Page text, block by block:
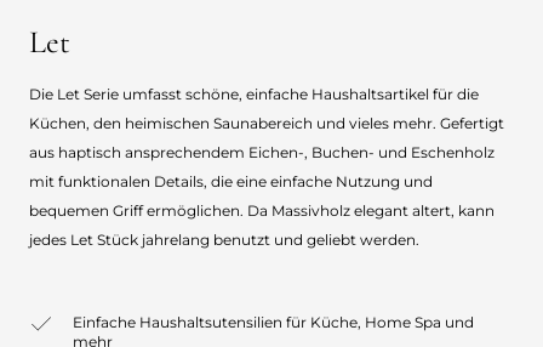
Let
Die Let Serie umfasst schöne, einfache Haushaltsartikel für die
Küchen, den heimischen Saunabereich und vieles mehr. Gefertigt
aus haptisch ansprechendem Eichen-, Buchen- und Eschenholz
mit funktionalen Details, die eine einfache Nutzung und
bequemen Griff ermöglichen. Da Massivholz elegant altert, kann
jedes Let Stück jahrelang benutzt und geliebt werden.
Einfache Haushaltsutensilien für Küche, Home Spa und
mehr